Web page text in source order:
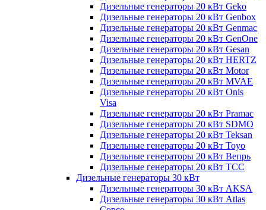
Дизельные генераторы 20 кВт Geko
Дизельные генераторы 20 кВт Genbox
Дизельные генераторы 20 кВт Genmac
Дизельные генераторы 20 кВт GenOne
Дизельные генераторы 20 кВт Gesan
Дизельные генераторы 20 кВт HERTZ
Дизельные генераторы 20 кВт Motor
Дизельные генераторы 20 кВт MVAE
Дизельные генераторы 20 кВт Onis
Visa
Дизельные генераторы 20 кВт Pramac
Дизельные генераторы 20 кВт SDMO
Дизельные генераторы 20 кВт Teksan
Дизельные генераторы 20 кВт Toyo
Дизельные генераторы 20 кВт Вепрь
Дизельные генераторы 20 кВт ТСС
Дизельные генераторы 30 кВт
Дизельные генераторы 30 кВт AKSA
Дизельные генераторы 30 кВт Atlas